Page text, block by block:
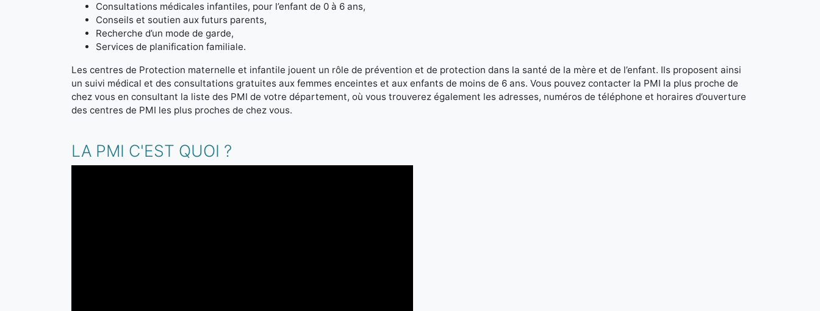
Consultations médicales infantiles, pour l’enfant de 0 à 6 ans,
Conseils et soutien aux futurs parents,
Recherche d’un mode de garde,
Services de planification familiale.
Les centres de Protection maternelle et infantile jouent un rôle de prévention et de protection dans la santé de la mère et de l’enfant. Ils proposent ainsi
un suivi médical et des consultations gratuites aux femmes enceintes et aux enfants de moins de 6 ans. Vous pouvez contacter la PMI la plus proche de
chez vous en consultant la liste des PMI de votre département, où vous trouverez également les adresses, numéros de téléphone et horaires d’ouverture
des centres de PMI les plus proches de chez vous.
LA PMI C'EST QUOI ?